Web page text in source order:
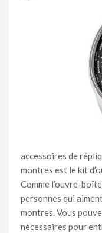
accessoires de
montres est le kit
Comme l’ouvre-
personnes qui
montres. Vous
nécessaires pour